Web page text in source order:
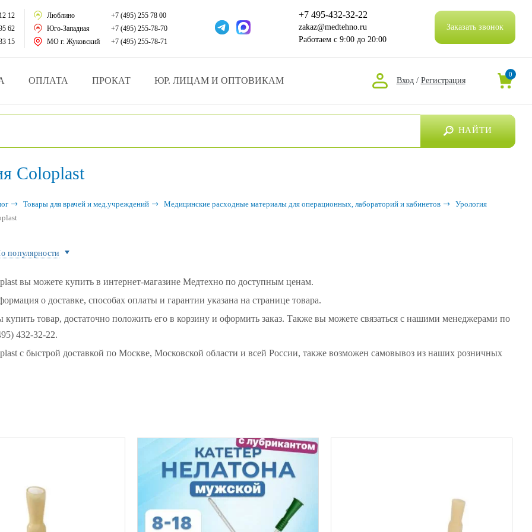
за больными
и здоровья
товары
техники
12
62
15
Люблино
+7 (495) 255 78 00
Юго-Западная
+7 (495) 255-78-70
МО г. Жуковский
+7 (495) 255-78-71
+7 495-432-32-22
zakaz@medtehno.ru
Работаем с 9:00 до 20:00
Заказать звонок
ОПЛАТА ПРОКАТ ЮР. ЛИЦАМ И ОПТОВИКАМ Вход / Регистрация
0
НАЙТИ
Coloplast
Товары для врачей и мед.учреждений Медицинские расходные материалы для операционных, лабораторий и кабинетов
Урология
популярности
вы можете купить в интернет-магазине Медтехно по доступным ценам.
о доставке, способах оплаты и гарантии указана на странице товара.
купить товар, достаточно положить его в корзину и оформить заказ. Также вы можете связаться с нашими менеджерами по
432-32-22.
с быстрой доставкой по Москве, Московской области и всей России, также возможен самовывоз из наших розничных